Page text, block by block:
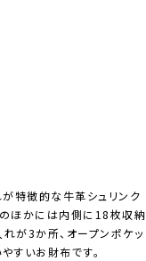
特徴的な牛革シュリンク
のほかには内側に18枚収納
れが3か所、オープンポケッ
すいお財布です。